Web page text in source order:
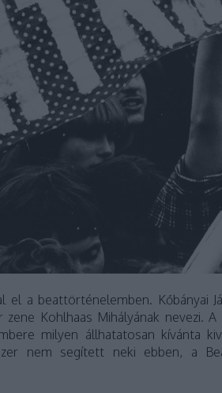
el a beattörténelemben. Kőbányai
Kohlhaas Mihályának nevezi.
milyen állhatatosan kívánta
nem segített neki ebben, a